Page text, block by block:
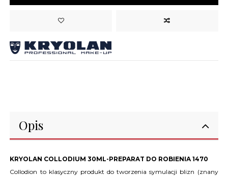
Opis
KRYOLAN COLLODIUM 30ML-PREPARAT DO ROBIENIA 1470
Collodion to klasyczny produkt do tworzenia symulacji blizn (znany